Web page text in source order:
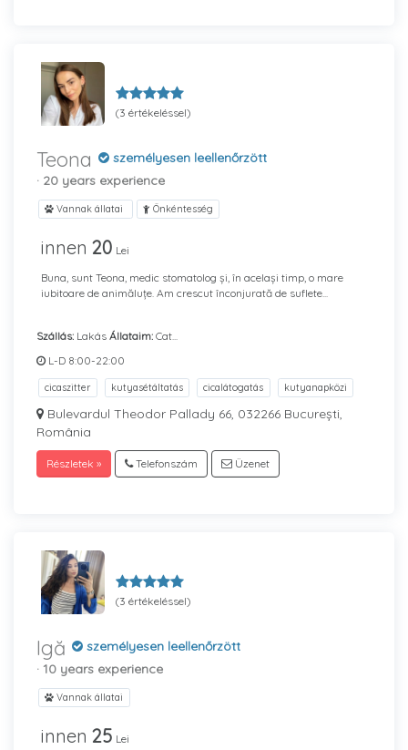
(3 értékeléssel)
Teona
személyesen leellenőrzött
· 20 years experience
Vannak állatai Önkéntesség
innen 20 Lei
Buna, sunt Teona, medic stomatolog și, în același timp, o mare
iubitoare de animăluțe. Am crescut înconjurată de suflete...
Szállás: Lakás Állataim: Cat...
L-D 8:00-22:00
cicaszitter kutyasétáltatás cicalátogatás kutyanapközi
Bulevardul Theodor Pallady 66, 032266 București,
România
Részletek » Telefonszám Üzenet
(3 értékeléssel)
Igă
személyesen leellenőrzött
· 10 years experience
Vannak állatai
innen 25 Lei